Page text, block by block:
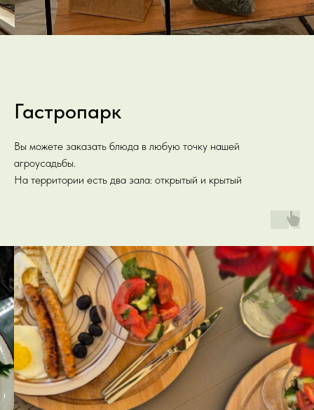
Гастропарк
Вы можете заказать блюда в любую точку нашей
агроусадьбы.
На территории есть два зала: открытый и крытый